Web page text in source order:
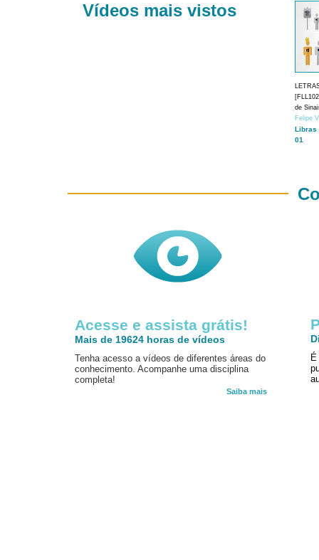
Vídeos mais vistos
de
Felipe
Libras
01
Acesse e assista grátis!
Mais de 19624 horas de vídeos
Tenha acesso a vídeos de diferentes áreas do
conhecimento. Acompanhe uma disciplina
completa!
Saiba mais